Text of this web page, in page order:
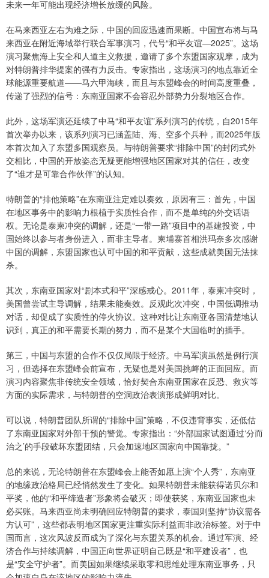
未来一年可能出现经济增长放缓的风险。
在马来西亚左右为难之际，中国的回应迅速而果断。中国宣布将与马
来西亚在附近海域举行联合军事演习，代号“和平友谊—2025”。这场
演习聚焦海上安全和人道主义救援，邀请了多个东盟国家观摩，成为
对特朗普排华提案的强有力反击。专家指出，这场演习的地点靠近全
球能源重要航道——马六甲海峡，而且与东盟峰会的时间高度重叠，
传递了强烈的信号：东南亚国家不会容忍外部势力分裂地区合作。
此外，这场军演还延续了中马“和平友谊”系列演习的传统，自2015年
首次举办以来，该系列演习已涵盖陆、海、空多个兵种，而2025年版
本首次加入了东盟多国观察员。与特朗普要求“排除中国”的封闭式外
交相比，中国的开放姿态无疑更能增强地区国家对其的信任，改变
了“谁才是可靠合作伙伴”的认知。
特朗普的“排他策略”在东南亚注定难以奏效，原因有三：首先，中国
在地区事务中的影响力根植于实质性合作，而不是单纯的外交话语
权。无论是泰柬冲突的调解，还是“一带一路”项目中的基建投资，中
国始终以参与者身份进入，而非主导者。柬埔寨首相洪玛奈多次感谢
中国的调解，东盟国家也认可中国的和平贡献，这些成就美国无法抹
杀。
其次，东南亚国家对“剧本式和平”深感戒心。2011年，泰柬冲突时，
美国曾尝试主导调解，结果未能奏效。反观此次冲突，中国低调推动
对话，却促成了实质性的停火协议。这种对比让东南亚各国清楚地认
识到，真正的和平需要长期的努力，而不是某个大国临时的插手。
第三，中国与东盟的合作不仅仅局限于经济。中马军演虽然是例行演
习，但选择在东盟峰会前宣布，无疑也是对美国挑衅的正面回应。而
演习内容聚焦非传统安全领域，恰好契合东南亚国家在反恐、救灾等
方面的实际需求，与特朗普的空洞政治表演形成鲜明对比。
可以说，特朗普团队所谓的“排除中国”策略，不仅违背事实，还低估
了东南亚国家对外部干预的警觉。专家指出：“外部国家试图通过‘分而
治之’的手段破坏东盟团结，只会加速地区国家向中国靠拢。”
总的来说，无论特朗普在东盟峰会上能否如愿上演“个人秀”，东南亚
的地缘政治格局已经悄然发生了变化。如果特朗普未能获得诺贝尔和
平奖，他的“和平缔造者”形象将会破灭；即使获奖，东南亚国家也未
必买账。马来西亚尚未明确回应特朗普的要求，泰国则坚持“协议需各
方认可”，这些都表明地区国家更注重实际利益而非政治标签。对于中
国而言，这次风波反而成为了深化与东盟关系的机会。通过军演、经
济合作与持续调解，中国正向世界证明自己既是“和平建设者”，也
是“安全守护者”。而美国如果继续采取零和思维处理东南亚事务，只